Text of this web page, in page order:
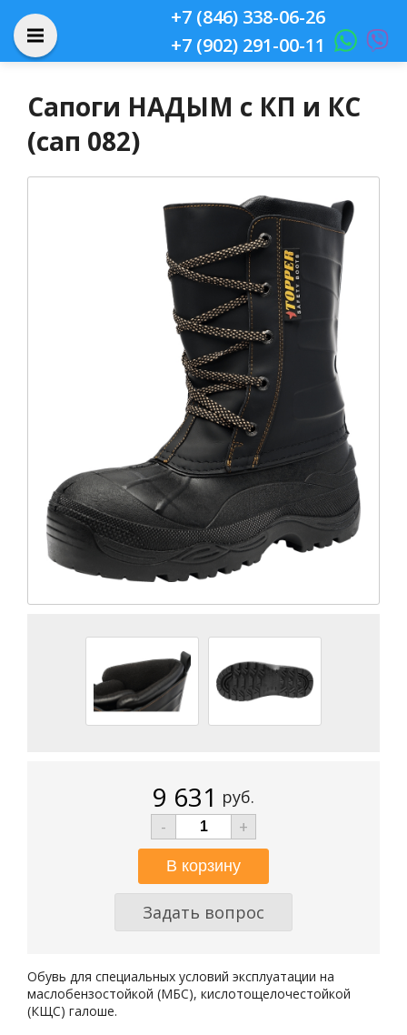
+7 (846) 338-06-26
+7 (902) 291-00-11
Сапоги НАДЫМ с КП и КС
(сап 082)
9 631 руб.
-
+
Задать вопрос
Обувь для специальных условий эксплуатации на
маслобензостойкой (МБС), кислотощелочестойкой
(КЩС) галоше.